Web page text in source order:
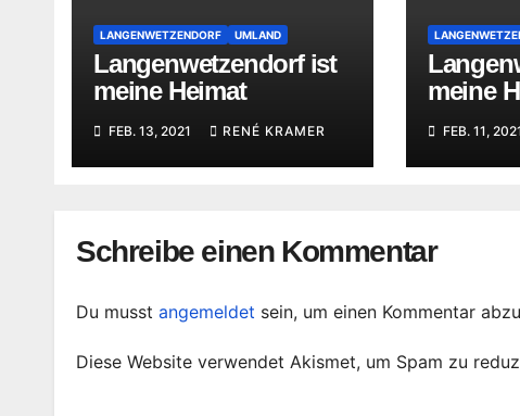
LANGENWETZENDORF UMLAND
Langenwetzendorf ist
meine Heimat
FEB. 13, 2021 RENÉ KRAMER
meine
FEB. 11,
Schreibe einen Kommentar
Du musst angemeldet sein, um einen Kommentar
Diese Website verwendet Akismet, um Spam zu